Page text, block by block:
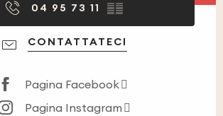
04 95 73 11 ▒▒
CONTATTATECI
Pagina Facebook
Pagina Instagram